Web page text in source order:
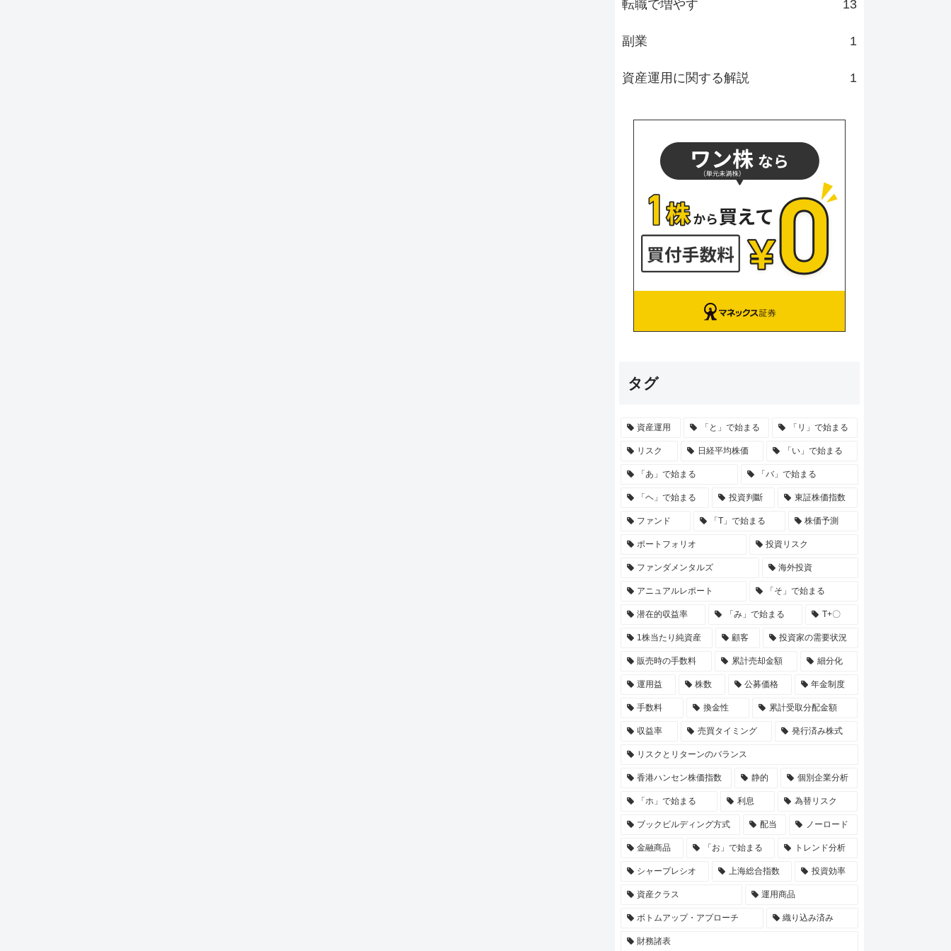
転職で増やす 13
副業 1
資産運用に関する解説 1
タグ
資産運用 「と」で始まる 「リ」で始まる
リスク 日経平均株価 「い」で始まる
「あ」で始まる 「バ」で始まる
「ヘ」で始まる 投資判斷 東証株価指数
ファンド 「T」で始まる 株価予測
ポートフォリオ 投資リスク
ファンダメンタルズ 海外投資
アニュアルレポート 「そ」で始まる
潜在的収益率 「み」で始まる T+〇
1株当たり純資産 顧客 投資家の需要状況
販売時の手数料 累計売却金額 細分化
運用益 株数 公募価格 年金制度
手数料 換金性 累計受取分配金額
収益率 売買タイミング 発行済み株式
リスクとリターンのバランス
香港ハンセン株価指数 静的 個別企業分析
「ホ」で始まる 利息 為替リスク
ブックビルディング方式 配当 ノーロード
金融商品 「お」で始まる トレンド分析
シャープレシオ 上海総合指数 投資効率
資産クラス 運用商品
ボトムアップ・アプローチ 織り込み済み
財務諸表